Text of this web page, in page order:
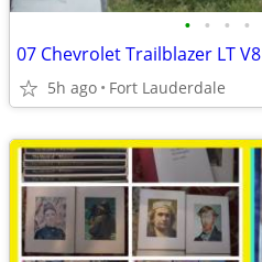
• • • •
07 Chevrolet Trailblazer LT V8
5h ago Fort Lauderdale